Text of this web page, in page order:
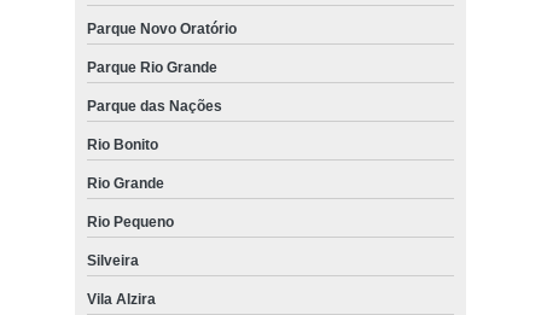
Parque Novo Oratório
Parque Rio Grande
Parque das Nações
Rio Bonito
Rio Grande
Rio Pequeno
Silveira
Vila Alzira